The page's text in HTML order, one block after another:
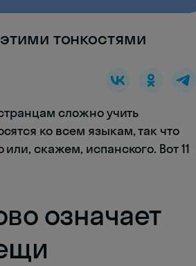
тонкостями
сложно учить
ко всем языкам, так что
скажем, испанского. Вот 11
означает